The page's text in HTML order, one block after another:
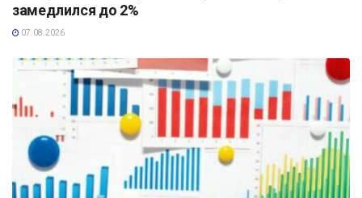
замедлился до 2%
07.08.2026